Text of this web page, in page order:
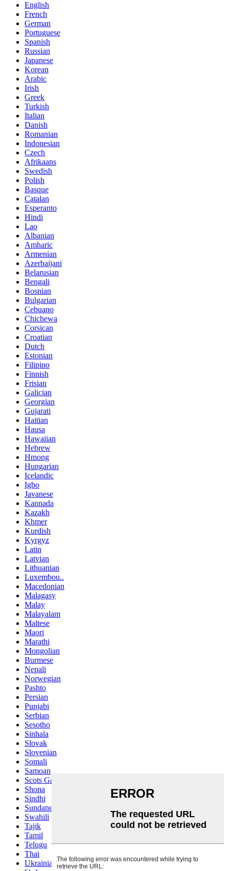
English
French
German
Portuguese
Spanish
Russian
Japanese
Korean
Arabic
Irish
Greek
Turkish
Italian
Danish
Romanian
Indonesian
Czech
Afrikaans
Swedish
Polish
Basque
Catalan
Esperanto
Hindi
Lao
Albanian
Amharic
Armenian
Azerbaijani
Belarusian
Bengali
Bosnian
Bulgarian
Cebuano
Chichewa
Corsican
Croatian
Dutch
Estonian
Filipino
Finnish
Frisian
Galician
Georgian
Gujarati
Haitian
Hausa
Hawaiian
Hebrew
Hmong
Hungarian
Icelandic
Igbo
Javanese
Kannada
Kazakh
Khmer
Kurdish
Kyrgyz
Latin
Latvian
Lithuanian
Luxembou..
Macedonian
Malagasy
Malay
Malayalam
Maltese
Maori
Marathi
Mongolian
Burmese
Nepali
Norwegian
Pashto
Persian
Punjabi
Serbian
Sesotho
Sinhala
Slovak
Slovenian
Somali
Samoan
Scots Gaelic
Shona
Sindhi
Sundanese
Swahili
Tajik
Tamil
Telugu
Thai
Ukrainian